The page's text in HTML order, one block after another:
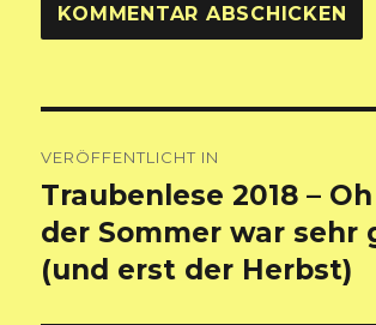
VERÖFFENTLICHT IN
Traubenlese 2018 –
der Sommer war sehr
(und erst der Herbst)